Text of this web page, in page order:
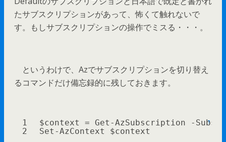
たサブスクリプションがあって、怖くて触れないで
す。もしサブスクリプションの操作でミスる・・・。
というわけで、Azでサブスクリプションを切り替え
るコマンドだけ備忘録的に残しておきます。
?
1
2
$context = Get -AzSubscription
-
Set -AzContext $context